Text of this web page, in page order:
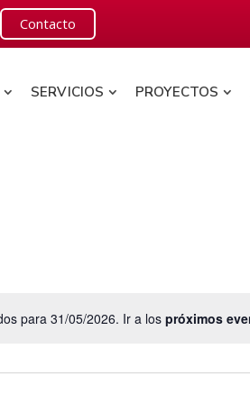
Contacto
SERVICIOS PROYECTOS
para 31/05/2026. Ir a lospróximos